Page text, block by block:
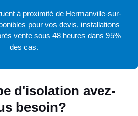
d'isolation avez-
besoin?
à proximité de Hermanville-sur-
pour vos devis, installations
vente sous 48 heures dans 95%
des cas.